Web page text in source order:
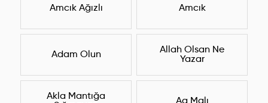
Amcık Ağızlı Amcık
Adam Olun
Allah Olsan Ne
Yazar
Akla Mantığa